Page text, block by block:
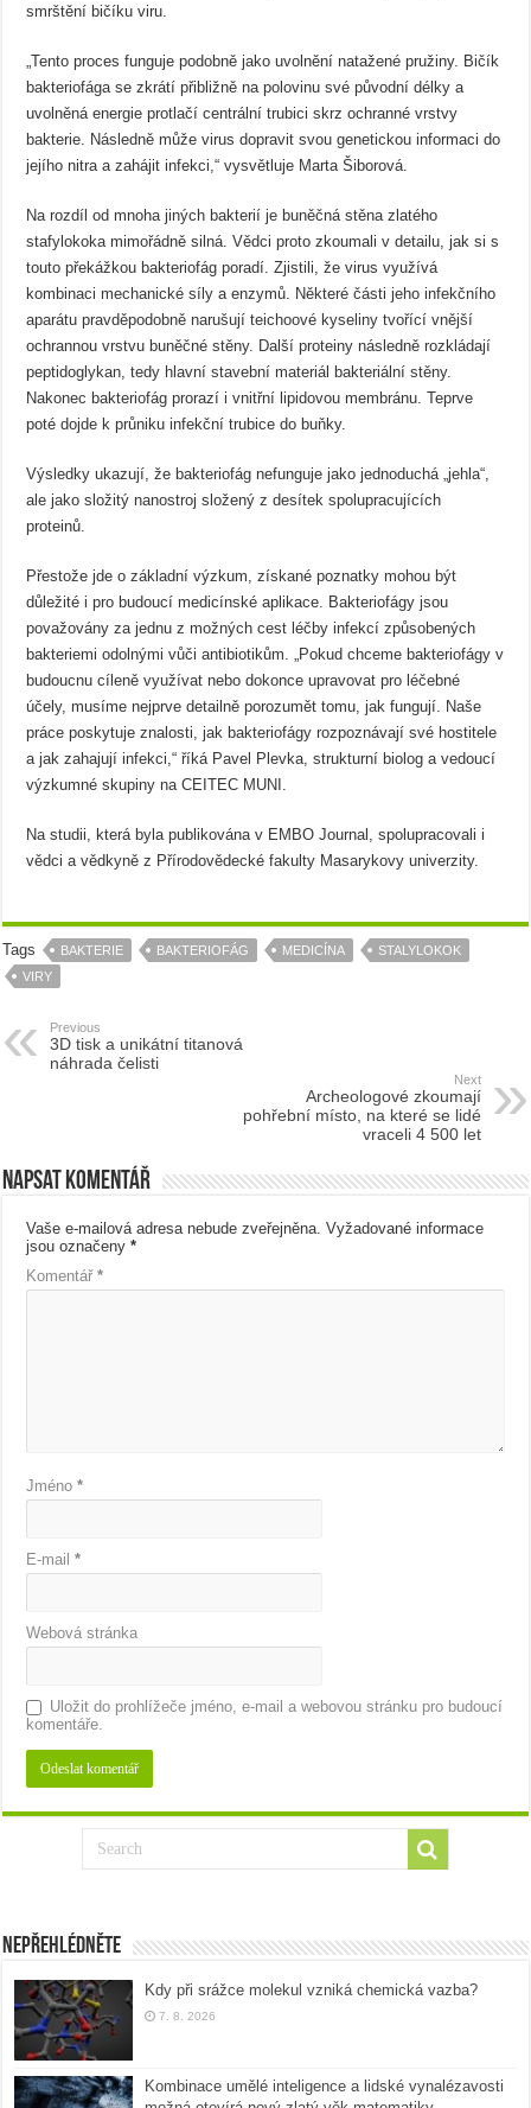
smrštění bičíku viru.
„Tento proces funguje podobně jako uvolnění natažené pružiny. Bičík
bakteriofága se zkrátí přibližně na polovinu své původní délky a
uvolněná energie protlačí centrální trubici skrz ochranné vrstvy
bakterie. Následně může virus dopravit svou genetickou informaci do
jejího nitra a zahájit infekci,“ vysvětluje Marta Šiborová.
Na rozdíl od mnoha jiných bakterií je buněčná stěna zlatého
stafylokoka mimořádně silná. Vědci proto zkoumali v detailu, jak si s
touto překážkou bakteriofág poradí. Zjistili, že virus využívá
kombinaci mechanické síly a enzymů. Některé části jeho infekčního
aparátu pravděpodobně narušují teichoové kyseliny tvořící vnější
ochrannou vrstvu buněčné stěny. Další proteiny následně rozkládají
peptidoglykan, tedy hlavní stavební materiál bakteriální stěny.
Nakonec bakteriofág prorazí i vnitřní lipidovou membránu. Teprve
poté dojde k průniku infekční trubice do buňky.
Výsledky ukazují, že bakteriofág nefunguje jako jednoduchá „jehla“,
ale jako složitý nanostroj složený z desítek spolupracujících
proteinů.
Přestože jde o základní výzkum, získané poznatky mohou být
důležité i pro budoucí medicínské aplikace. Bakteriofágy jsou
považovány za jednu z možných cest léčby infekcí způsobených
bakteriemi odolnými vůči antibiotikům. „Pokud chceme bakteriofágy v
budoucnu cíleně využívat nebo dokonce upravovat pro léčebné
účely, musíme nejprve detailně porozumět tomu, jak fungují. Naše
práce poskytuje znalosti, jak bakteriofágy rozpoznávají své hostitele
a jak zahajují infekci,“ říká Pavel Plevka, strukturní biolog a vedoucí
výzkumné skupiny na CEITEC MUNI.
Na studii, která byla publikována v EMBO Journal, spolupracovali i
vědci a vědkyně z Přírodovědecké fakulty Masarykovy univerzity.
Tags BAKTERIE BAKTERIOFÁG MEDICÍNA
STALYLOKOK
VIRY
Previous
3D tisk a unikátní titanová
náhrada čelisti
Next
Archeologové zkoumají
pohřební místo, na které se lidé
vraceli 4 500 let
Napsat komentář
Vaše e-mailová adresa nebude zveřejněna. Vyžadované informace
jsou označeny*
Komentář*
Jméno*
E-mail*
Webová stránka
Uložit do prohlížeče jméno, e-mail a webovou stránku pro budoucí
komentáře.
Nepřehlédněte
Kdy při srážce molekul vzniká chemická vazba?
7. 8. 2026
Kombinace umělé inteligence a lidské vynalézavosti